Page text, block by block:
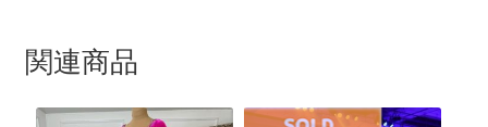
関連商品